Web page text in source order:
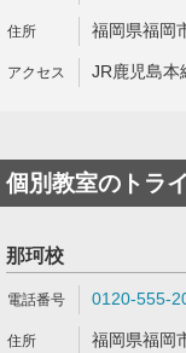
福岡県福岡
JR鹿児島本
個別教室のトライ
那珂校
0120-555-
福岡県福岡